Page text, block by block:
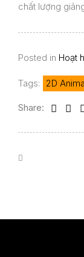
chất lượng
Posted in Hoạt
Tags: 2D
Share: